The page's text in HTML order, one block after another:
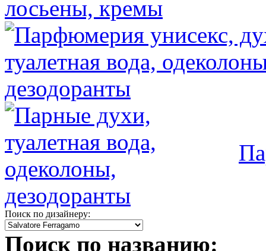
Поиск по дизайнеру:
Поиск по названию: